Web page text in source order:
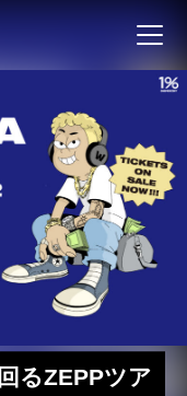
るZEPPツア